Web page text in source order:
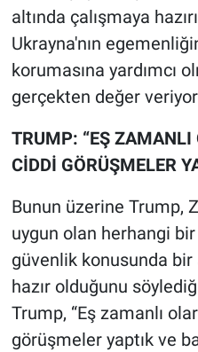
altında çalışmaya
Ukrayna'nın
korumasına yardımcı
gerçekten değer
TRUMP: “EŞ ZAMANLI
CİDDİ GÖRÜŞMELER
Bunun üzerine Trump,
uygun olan herhangi
güvenlik konusunda
hazır olduğunu
Trump, “Eş zamanlı
görüşmeler yaptık ve